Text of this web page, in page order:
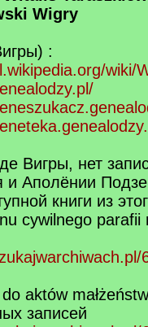
Wigry
:
wiki/
Вигры, нет
и Аполёнии
книги из
cywilnego parafii
aktów
записей